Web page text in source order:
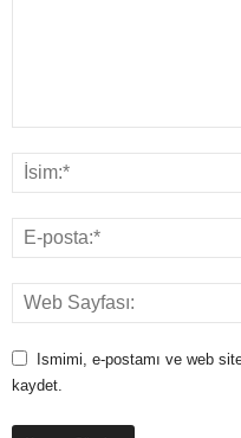
Ismimi, e-postamı ve web
kaydet.